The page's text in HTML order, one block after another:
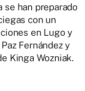
se han preparado
con un
en Lugo y
Fernández y
Kinga Wozniak.